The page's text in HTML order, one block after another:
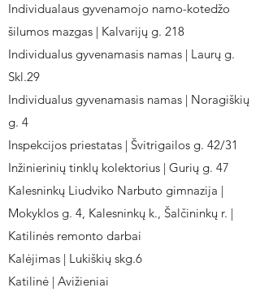
Individualaus gyvenamojo namo-kotedžo
šilumos mazgas | Kalvarijų g. 218
Individualus gyvenamasis namas | Laurų g.
Skl.29
Individualus gyvenamasis namas | Noragiškių
g. 4
Inspekcijos priestatas | Švitrigailos g. 42/31
Inžinierinių tinklų kolektorius | Gurių g. 47
Kalesninkų Liudviko Narbuto gimnazija |
Mokyklos g. 4, Kalesninkų k., Šalčininkų r. |
Katilinės remonto darbai
Kalėjimas | Lukiškių skg.6
Katilinė | Avižieniai